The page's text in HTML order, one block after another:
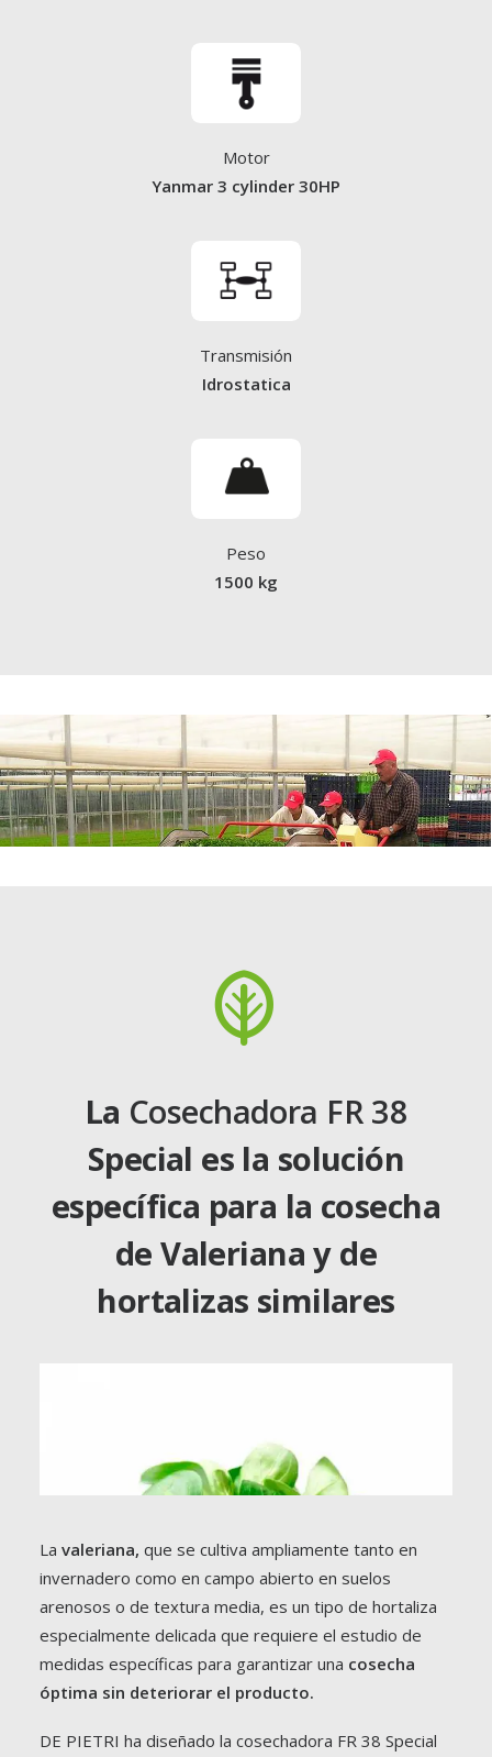
Motor
Yanmar 3 cylinder 30HP
Transmisión
Idrostatica
Peso
1500 kg
La Cosechadora FR 38
Special es la solución
específica para la cosecha
de Valeriana y de
hortalizas similares
HORTALIZAS
La valeriana, que se cultiva ampliamente tanto en
invernadero como en campo abierto en suelos
arenosos o de textura media, es un tipo de hortaliza
especialmente delicada que requiere el estudio de
medidas específicas para garantizar una cosecha
óptima sin deteriorar el producto.
DE PIETRI ha diseñado la cosechadora FR 38 Special